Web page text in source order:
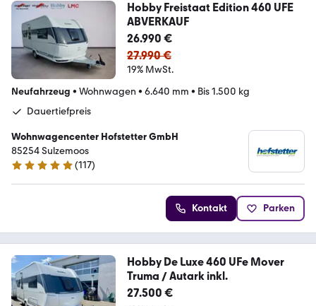
Hobby Freistaat Edition 460 UFE
ABVERKAUF
26.990 €
27.990 €
19% MwSt.
Neufahrzeug • Wohnwagen • 6.640 mm • Bis 1.500 kg
Dauertiefpreis
Wohnwagencenter Hofstetter GmbH
85254 Sulzemoos
5 Sterne
(117)
Kontakt Parken
Hobby De Luxe 460 UFe Mover
Truma / Autark inkl.
27.500 €